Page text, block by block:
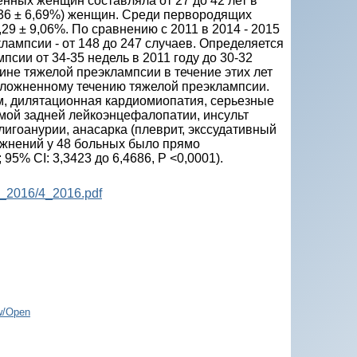
± 6,69%) женщин. Среди первородящих
± 9,06%. По сравнению с 2011 в 2014 - 2015
- от 148 до 247 случаев. Определяется
от 34-35 недель в 2011 году до 30-32
тяжелой преэклампсии в течение этих лет
течению тяжелой преэклампсии.
дилятационная кардиомиопатия, серьезные
задней лейкоэнцефалопатии, инсульт
анасарка (плеврит, экссудативный
у 48 больных было прямо
CI: 3,3423 до 6,4686, P <0,0001).
4_2016.pdf
Open